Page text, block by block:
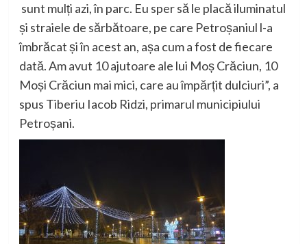
sunt mulți azi, în parc. Eu sper să le placă iluminatul
și straiele de sărbătoare, pe care Petroșaniul l-a
îmbrăcat și în acest an, așa cum a fost de fiecare
dată. Am avut 10 ajutoare ale lui Moș Crăciun, 10
Moși Crăciun mai mici, care au împărțit dulciuri”, a
spus Tiberiu Iacob Ridzi, primarul municipiului
Petroșani.